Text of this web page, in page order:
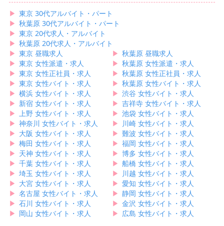
▶︎ 東京 30代アルバイト・パート
▶︎ 秋葉原 30代アルバイト・パート
▶︎ 東京 20代求人・アルバイト
▶︎ 秋葉原 20代求人・アルバイト
▶︎ 東京 昼職求人 ▶︎ 秋葉原 昼職求人
▶︎ 東京 女性派遣・求人 ▶︎ 秋葉原 女性派遣・求人
▶︎ 東京 女性正社員・求人 ▶︎ 秋葉原 女性正社員・求人
▶︎ 東京 女性バイト・求人 ▶︎ 秋葉原 女性バイト・求人
▶︎ 横浜 女性バイト・求人 ▶︎ 渋谷 女性バイト・求人
▶︎ 新宿 女性バイト・求人 ▶︎ 吉祥寺 女性バイト・求人
▶︎
上野 女性バイト・求人 ▶︎ 池袋 女性バイト・求人
▶︎ 神奈川 女性バイト・求人 ▶︎
川崎 女性バイト・求人
▶︎ 大阪 女性バイト・求人 ▶︎ 難波 女性バイト・求人
▶︎ 梅田 女性バイト・求人 ▶︎ 福岡 女性バイト・求人
▶︎ 天神 女性バイト・求人 ▶︎ 博多 女性バイト・求人
▶︎ 千葉 女性バイト・求人 ▶︎ 船橋 女性バイト・求人
▶︎ 埼玉 女性バイト・求人 ▶︎
川越 女性バイト・求人
▶︎ 大宮 女性バイト・求人 ▶︎ 愛知 女性バイト・求人
▶︎ 名古屋 女性バイト・求人 ▶︎ 静岡 女性バイト・求人
▶︎ 石川 女性バイト・求人 ▶︎ 金沢 女性バイト・求人
▶︎ 岡山 女性バイト・求人 ▶︎ 広島 女性バイト・求人